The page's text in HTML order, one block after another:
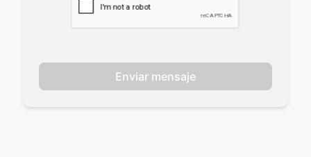
Enviar mensaje